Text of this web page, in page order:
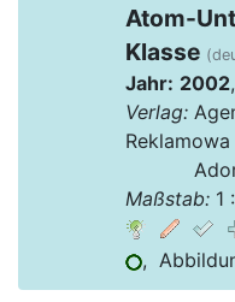
Atom-
Klasse
Jahr: 2002,
Verlag:
Reklamowa
Maßstab:1
,